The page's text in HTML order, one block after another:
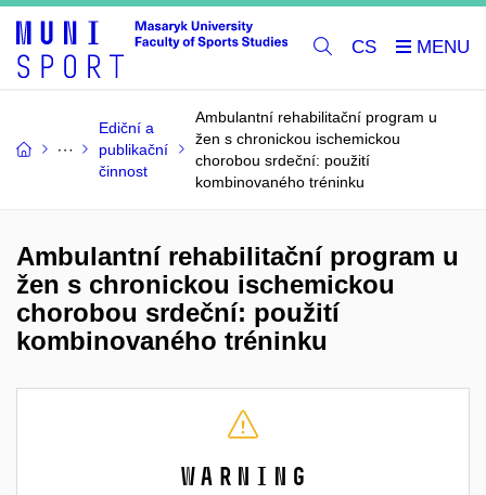
CS
Ediční a
publikační
činnost
Ambulantní rehabilitační program u
žen s chronickou ischemickou
chorobou srdeční: použití
kombinovaného tréninku
Ambulantní rehabilitační program u
žen s chronickou ischemickou
chorobou srdeční: použití
kombinovaného tréninku
Warning